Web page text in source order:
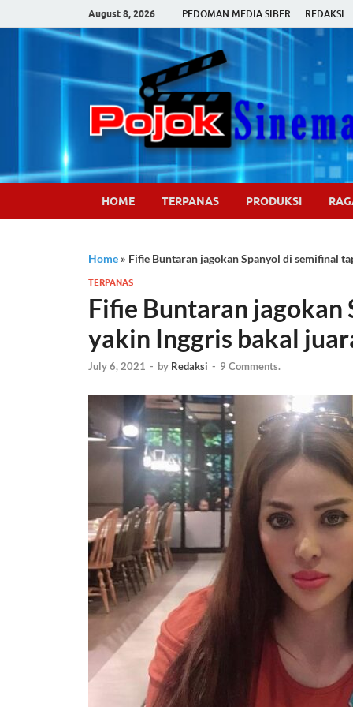
August 8, 2026 PEDOMAN MEDIA SIBER REDAKSI
HOME TERPANAS PRODUKSI
Home » Fifie Buntaran jagokan Spanyol di semifinal
TERPANAS
Fifie Buntaran jagokan
yakin Inggris bakal
July 6, 2021 - by Redaksi - 9 Comments.